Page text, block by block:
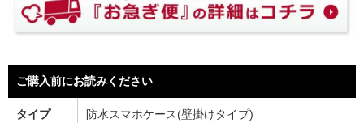
ご購入前にお読みください
タイプ 防水スマホケース(壁掛けタイプ)